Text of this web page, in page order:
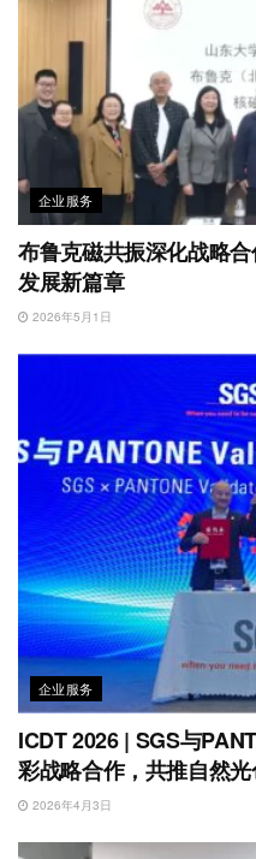
企业服务
布鲁克磁共振深化战略
发展新篇章
2026年5月1日
企业服务
ICDT 2026 | SGS与
彩战略合作，共推自然
2026年4月3日